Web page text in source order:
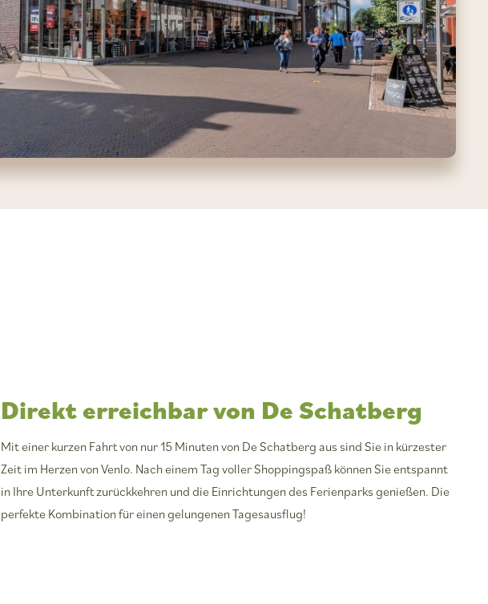
Direkt erreichbar von De Schatberg
Mit einer kurzen Fahrt von nur 15 Minuten von De Schatberg aus sind Sie in kürzester
Zeit im Herzen von Venlo. Nach einem Tag voller Shoppingspaß können Sie entspannt
in Ihre Unterkunft zurückkehren und die Einrichtungen des Ferienparks genießen. Die
perfekte Kombination für einen gelungenen Tagesausflug!